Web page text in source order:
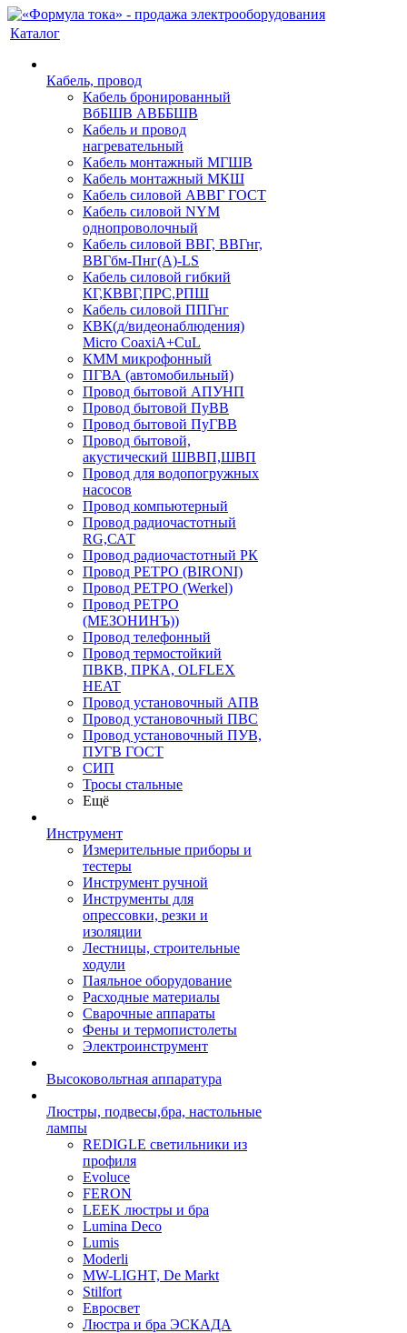
Каталог
Кабель, провод
Кабель бронированный
ВбБШВ АВББШВ
Кабель и провод
нагревательный
Кабель монтажный МГШВ
Кабель монтажный МКШ
Кабель силовой АВВГ ГОСТ
Кабель силовой NYM
однопроволочный
Кабель силовой ВВГ, ВВГнг,
ВВГбм-Пнг(А)-LS
Кабель силовой гибкий
КГ,КВВГ,ПРС,РПШ
Кабель силовой ППГнг
КВК(д/видеонаблюдения)
Micro CoaxiA+CuL
КММ микрофонный
ПГВА (автомобильный)
Провод бытовой АПУНП
Провод бытовой ПуВВ
Провод бытовой ПуГВВ
Провод бытовой,
акустический ШВВП,ШВП
Провод для водопогружных
насосов
Провод компьютерный
Провод радиочастотный
RG,САТ
Провод радиочастотный РК
Провод РЕТРО (BIRONI)
Провод РЕТРО (Werkel)
Провод РЕТРО
(МЕЗОНИНЪ))
Провод телефонный
Провод термостойкий
ПВКВ, ПРКА, OLFLEX
HEAT
Провод установочный АПВ
Провод установочный ПВС
Провод установочный ПУВ,
ПУГВ ГОСТ
СИП
Тросы стальные
Ещё
Инструмент
Измерительные приборы и
тестеры
Инструмент ручной
Инструменты для
опрессовки, резки и
изоляции
Лестницы, строительные
ходули
Паяльное оборудование
Расходные материалы
Сварочные аппараты
Фены и термопистолеты
Электроинструмент
Высоковольтная аппаратура
Люстры, подвесы,бра, настольные
лампы
REDIGLE светильники из
профиля
Evoluce
FERON
LEEK люстры и бра
Lumina Deco
Lumis
Moderli
MW-LIGHT, De Markt
Stilfort
Евросвет
Люстра и бра ЭСКАДА